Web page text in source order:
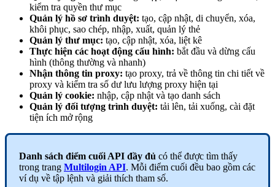
kiểm tra quyền thư mục
Quản lý hồ sơ trình duyệt: tạo, cập nhật, di chuyển, xóa,
khôi phục, sao chép, nhập, xuất, quản lý thẻ
Quản lý thư mục: tạo, cập nhật, xóa, liệt kê
Thực hiện các hoạt động cấu hình: bắt đầu và dừng cấu
hình (thông thường và nhanh)
Nhận thông tin proxy: tạo proxy, trả về thông tin chi tiết về
proxy và kiểm tra số dư lưu lượng proxy hiện tại
Quản lý cookie: nhập, cập nhật và tạo danh sách
Quản lý đối tượng trình duyệt: tải lên, tải xuống, cài đặt
tiện ích mở rộng
Danh sách điểm cuối API đầy đủ có thể được tìm thấy
trong trang Multilogin API. Mỗi điểm cuối đều bao gồm các
ví dụ về tập lệnh và giải thích tham số.